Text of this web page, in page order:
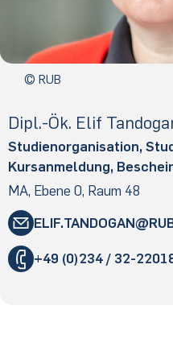
© RUB
Di­pl.-Ök. Elif
Studienorganisation,
Kursanmeldung,
MA, Ebene 0, Raum 48
ELIF.​TANDOGAN
+49 (0)234 / 32-